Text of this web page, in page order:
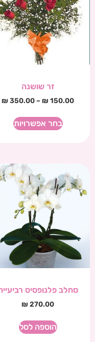
זר שושנה
₪ 150.00
–
₪ 350.00
בחר אפשרויות
סחלב פלנופסיס
₪ 270.00
הוספה לסל